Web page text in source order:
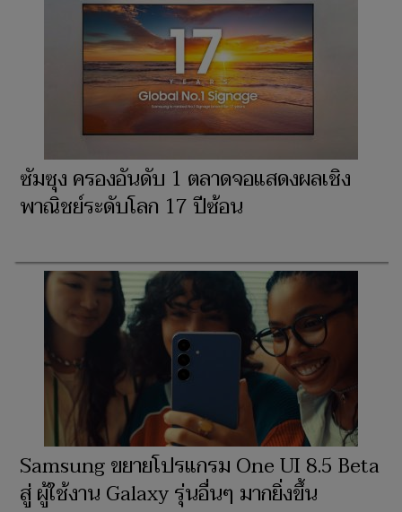
ซัมซุง ครองอันดับ 1 ตลาดจอแสดงผลเชิง
พาณิชย์ระดับโลก 17 ปีซ้อน
Samsung ขยายโปรแกรม One UI 8.5 Beta
สู่ ผู้ใช้งาน Galaxy รุ่นอื่นๆ มากยิ่งขึ้น